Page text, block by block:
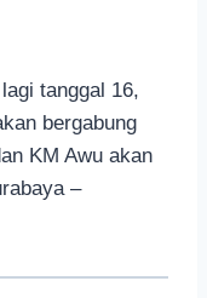
tanggal 16,
bergabung
KM Awu akan
–